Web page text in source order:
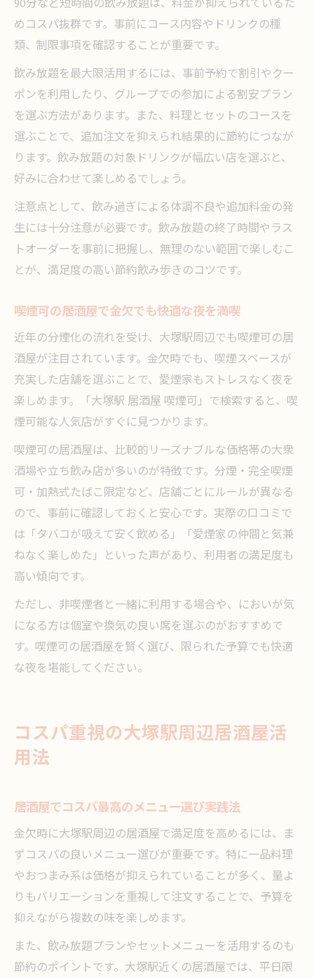
90分など短時間の飲み放題は、料金が抑えられているた
めコスパ抜群です。事前にコース内容やドリンクの種
類、制限事項を確認することが重要です。
飲み放題を最大限活用するには、事前予約で割引やクー
ポンを利用したり、グループでの参加による割安プラン
を選ぶ方法があります。また、料理とセットのコースを
選ぶことで、追加注文を抑えられ結果的に節約につなが
ります。飲み放題の対象ドリンクが幅広い店を選ぶと、
好みに合わせて楽しめるでしょう。
注意点として、飲み過ぎによる体調不良や追加料金の発
生には十分注意が必要です。飲み放題の終了時間やラス
トオーダーを事前に把握し、無理のない範囲で楽しむこ
とが、満足度の高い節約飲み歩きのコツです。
喫煙可の居酒屋で金欠でも快適な夜を満喫
近年の分煙化の流れを受け、大塚駅周辺でも喫煙可の居
酒屋が注目されています。金欠時でも、喫煙スペースが
充実した店舗を選ぶことで、愛煙家もストレスなく夜を
楽しめます。「大塚駅 居酒屋 喫煙可」で検索すると、喫
煙可能な人気店がすぐに見つかります。
喫煙可の居酒屋は、比較的リーズナブルな価格帯の大衆
酒場や立ち飲み店が多いのが特徴です。分煙・完全喫煙
可・加熱式たばこ限定など、店舗ごとにルールが異なる
ので、事前に確認しておくと安心です。実際の口コミで
は「タバコが吸えて安く飲める」「愛煙家の仲間と気兼
ねなく楽しめた」といった声があり、利用者の満足度も
高い傾向です。
ただし、非喫煙者と一緒に利用する場合や、においが気
になる方は個室や換気の良い席を選ぶのがおすすめで
す。喫煙可の居酒屋を賢く選び、限られた予算でも快適
な夜を堪能してください。
コスパ重視の大塚駅周辺居酒屋活
用法
居酒屋でコスパ最高のメニュー選び実践法
金欠時に大塚駅周辺の居酒屋で満足度を高めるには、ま
ずコスパの良いメニュー選びが重要です。特に一品料理
やおつまみ系は価格が抑えられていることが多く、量よ
りもバリエーションを重視して注文することで、予算を
抑えながら複数の味を楽しめます。
また、飲み放題プランやセットメニューを活用するのも
節約のポイントです。大塚駅近くの居酒屋では、平日限